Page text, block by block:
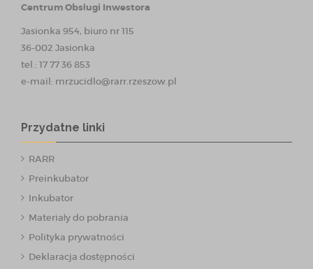
Centrum Obsługi Inwestora
Jasionka 954, biuro nr 115
36-002 Jasionka
tel.: 17 77 36 853
e-mail: mrzucidlo@rarr.rzeszow.pl
Przydatne linki
RARR
Preinkubator
Inkubator
Materiały do pobrania
Polityka prywatności
Deklaracja dostępności